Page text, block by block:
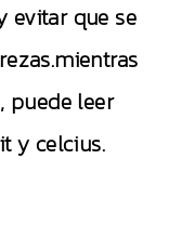
evitar que se
puede leer
y celcius.